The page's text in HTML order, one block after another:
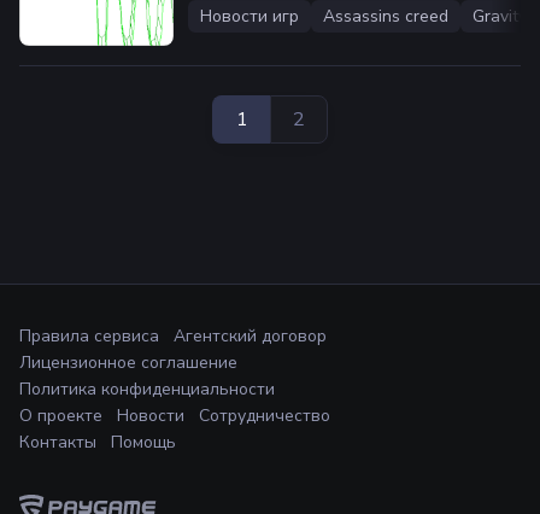
Новости игр Assassins creed Gravity
1 2
Правила сервиса
Агентский договор
Лицензионное соглашение
Политика конфиденциальности
О проекте
Новости
Сотрудничество
Контакты
Помощь